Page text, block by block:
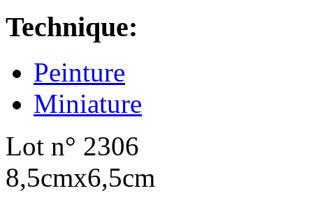
Technique:
Peinture
Miniature
Lot n° 2306
8,5cmx6,5cm